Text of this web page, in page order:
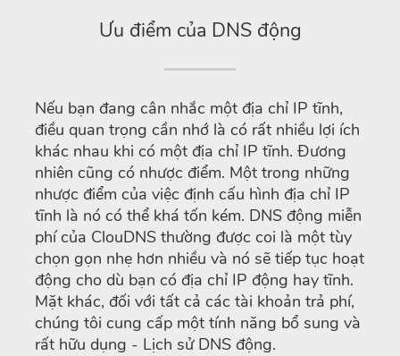
Ưu điểm của DNS động
Nếu bạn đang cân nhắc một địa chỉ IP tĩnh,
điều quan trọng cần nhớ là có rất nhiều lợi ích
khác nhau khi có một địa chỉ IP tĩnh. Đương
nhiên cũng có nhược điểm. Một trong những
nhược điểm của việc định cấu hình địa chỉ IP
tĩnh là nó có thể khá tốn kém. DNS động miễn
phí của ClouDNS thường được coi là một tùy
chọn gọn nhẹ hơn nhiều và nó sẽ tiếp tục hoạt
động cho dù bạn có địa chỉ IP động hay tĩnh.
Mặt khác, đối với tất cả các tài khoản trả phí,
chúng tôi cung cấp một tính năng bổ sung và
rất hữu dụng - Lịch sử DNS động.